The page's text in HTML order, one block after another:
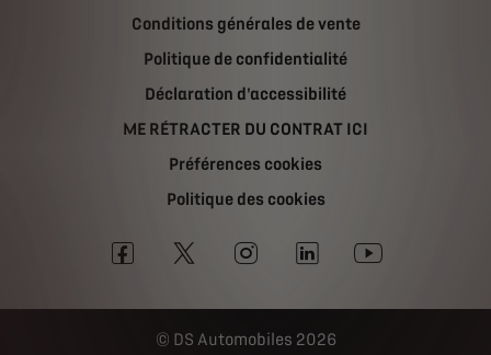
Conditions générales de vente
Politique de confidentialité
Déclaration d'accessibilité
ME RÉTRACTER DU CONTRAT ICI
Préférences cookies
Politique des cookies
DS Automobiles 2026